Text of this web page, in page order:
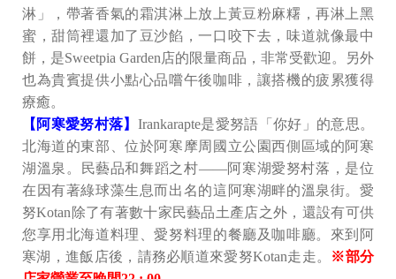
淋」，帶著香氣的霜淇淋上放上黃豆粉麻糬，再淋上黑
蜜，甜筒裡還加了豆沙餡，一口咬下去，味道就像最中
餅，是Sweetpia Garden店的限量商品，非常受歡迎。另外
也為貴賓提供小點心品嚐午後咖啡，讓搭機的疲累獲得
療癒。
【阿寒愛努村落】 Irankarapte是愛努語「你好」的意思。
北海道的東部、位於阿寒摩周國立公園西側區域的阿寒
湖溫泉。民藝品和舞蹈之村――阿寒湖愛努村落，是位
在因有著綠球藻生息而出名的這阿寒湖畔的溫泉街。愛
努Kotan除了有著數十家民藝品土產店之外，還設有可供
您享用北海道料理、愛努料理的餐廳及咖啡廳。來到阿
寒湖，進飯店後，請務必順道來愛努Kotan走走。 ※部分